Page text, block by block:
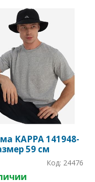
KAPPA 141948-
59 см
Код: 24476